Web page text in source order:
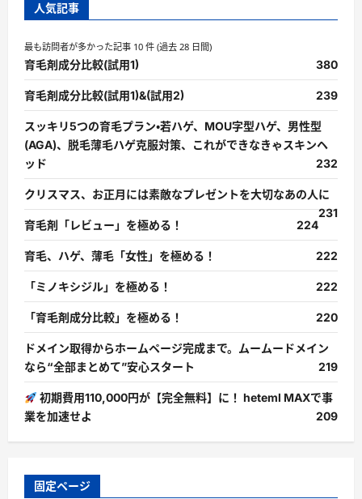
人気記事
最も訪問者が多かった記事 10 件 (過去 28 日間)
育毛剤成分比較(試用1) 380
育毛剤成分比較(試用1)&(試用2) 239
スッキリ5つの育毛プラン・若ハゲ、MOU字型ハゲ、男性型
(AGA)、脱毛薄毛ハゲ克服対策、これができなきゃスキンヘ
ッド
232
クリスマス、お正月には素敵なプレゼントを大切なあの人に
231
育毛剤「レビュー」を極める！
224
育毛、ハゲ、薄毛「女性」を極める！ 222
「ミノキシジル」を極める！ 222
「育毛剤成分比較」を極める！ 220
ドメイン取得からホームページ完成まで。ムームードメイン
なら“全部まとめて”安心スタート
219
初期費用110,000円が【完全無料】に！ heteml MAXで事
業を加速せよ
209
固定ページ